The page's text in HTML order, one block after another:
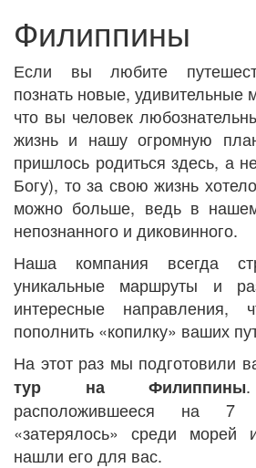
Филиппины
Если вы любите
познать новые, удивительные
что вы человек
жизнь и нашу огромную
пришлось родиться здесь, а
Богу), то за свою жизнь
можно больше, ведь в
непознанного и диковинного.
Наша компания всегда
уникальные маршруты и
интересные
пополнить «копилку» ваших
На этот раз мы подготовили
тур на Филиппины
расположившееся на 7
«затерялось» среди
нашли его для вас.